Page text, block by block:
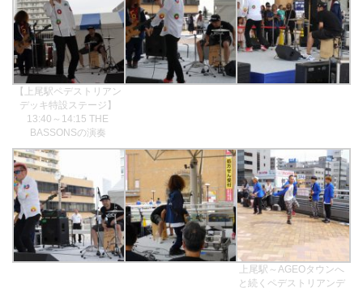
【上尾駅ペデストリアン
デッキ特設ステージ】
13:40～14:15 THE
BASSONSの演奏
上尾駅～AGEOタウンへ
と続くペデストリアンデ